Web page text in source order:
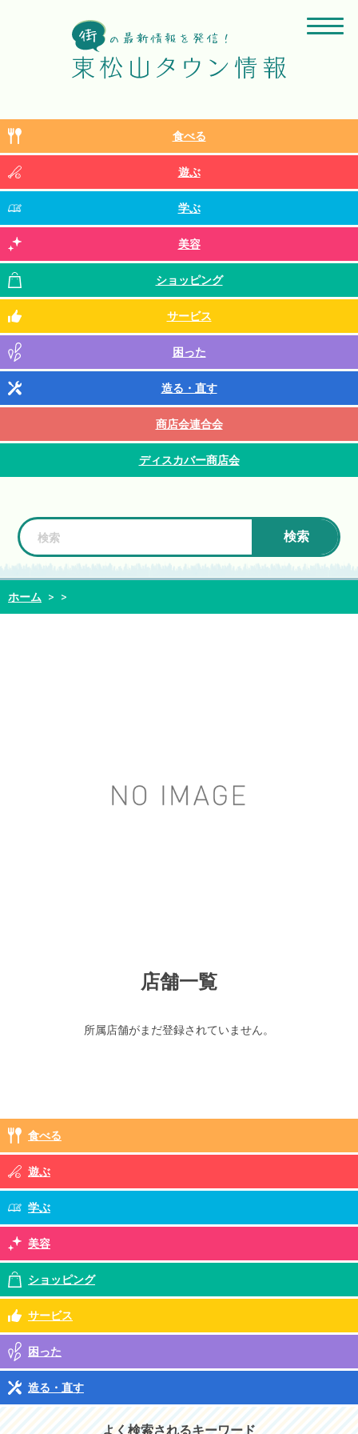
食べる
遊ぶ
学ぶ
美容
ショッピング
サービス
困った
造る・直す
商店会連合会
ディスカバー商店会
検索
ホーム > >
店舗一覧
所属店舗がまだ登録されていません。
食べる
遊ぶ
学ぶ
美容
ショッピング
サービス
困った
造る・直す
よく検索されるキーワード